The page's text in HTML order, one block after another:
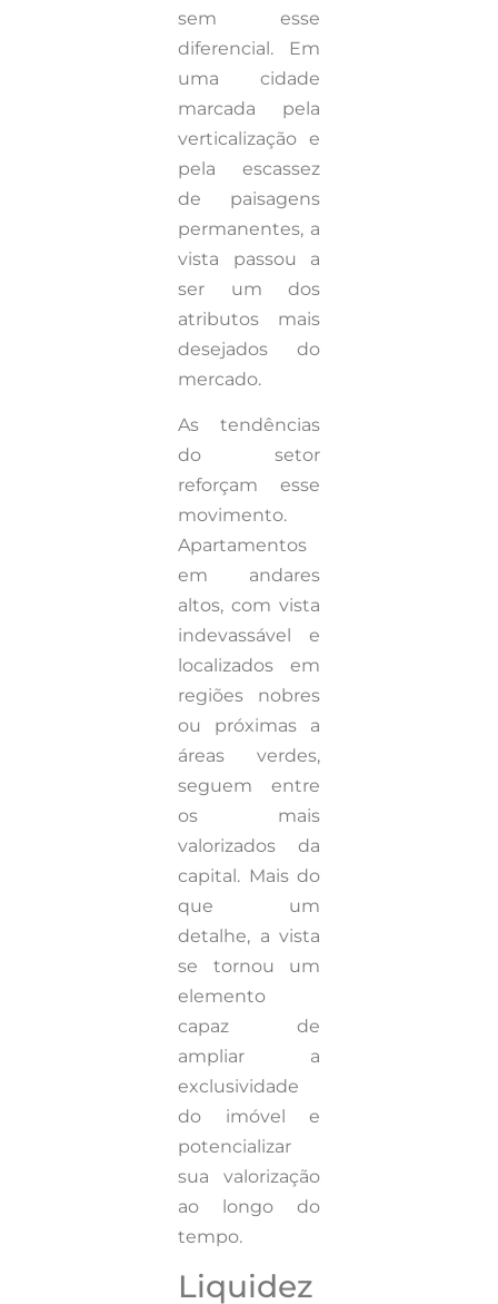
sem esse
diferencial. Em
uma cidade
marcada pela
verticalização e
pela escassez
de paisagens
permanentes, a
vista passou a
ser um dos
atributos mais
desejados do
mercado.
As tendências
do setor
reforçam esse
movimento.
Apartamentos
em andares
altos, com vista
indevassável e
localizados em
regiões nobres
ou próximas a
áreas verdes,
seguem entre
os mais
valorizados da
capital. Mais do
que um
detalhe, a vista
se tornou um
elemento
capaz de
ampliar a
exclusividade
do imóvel e
potencializar
sua valorização
ao longo do
tempo.
Liquidez